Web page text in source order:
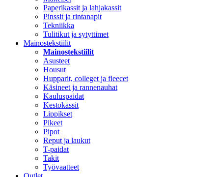
Paperikassit ja lahjakassit
Pinssit ja rintanapit
Tekniikka
Tulitikut ja sytyttimet
Mainostekstiilit
Mainostekstiilit
Asusteet
Housut
Hupparit, colleget ja fleecet
Käsineet ja rannenauhat
Kauluspaidat
Kestokassit
Lippikset
Pikeet
Pipot
Reput ja laukut
T-paidat
Takit
Työvaatteet